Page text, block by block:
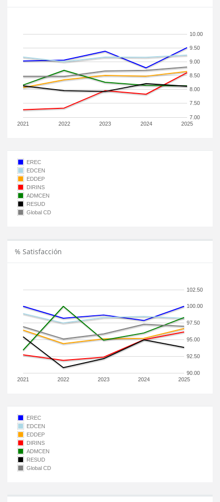
2021 2022 2023 2024 2025
7.00
7.50
8.00
8.50
9.00
9.50
10.00
EREC
EDCEN
EDDEP
DIRINS
ADMCEN
RESUD
Global CD
% Satisfacción
2021 2022 2023 2024 2025
90.00
92.50
95.00
97.50
100.00
102.50
EREC
EDCEN
EDDEP
DIRINS
ADMCEN
RESUD
Global CD